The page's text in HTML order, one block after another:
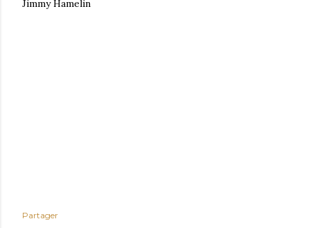
Jimmy Hamelin
Partager